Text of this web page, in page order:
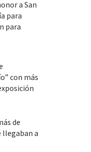
a San
para
para
con más
de
llegaban a